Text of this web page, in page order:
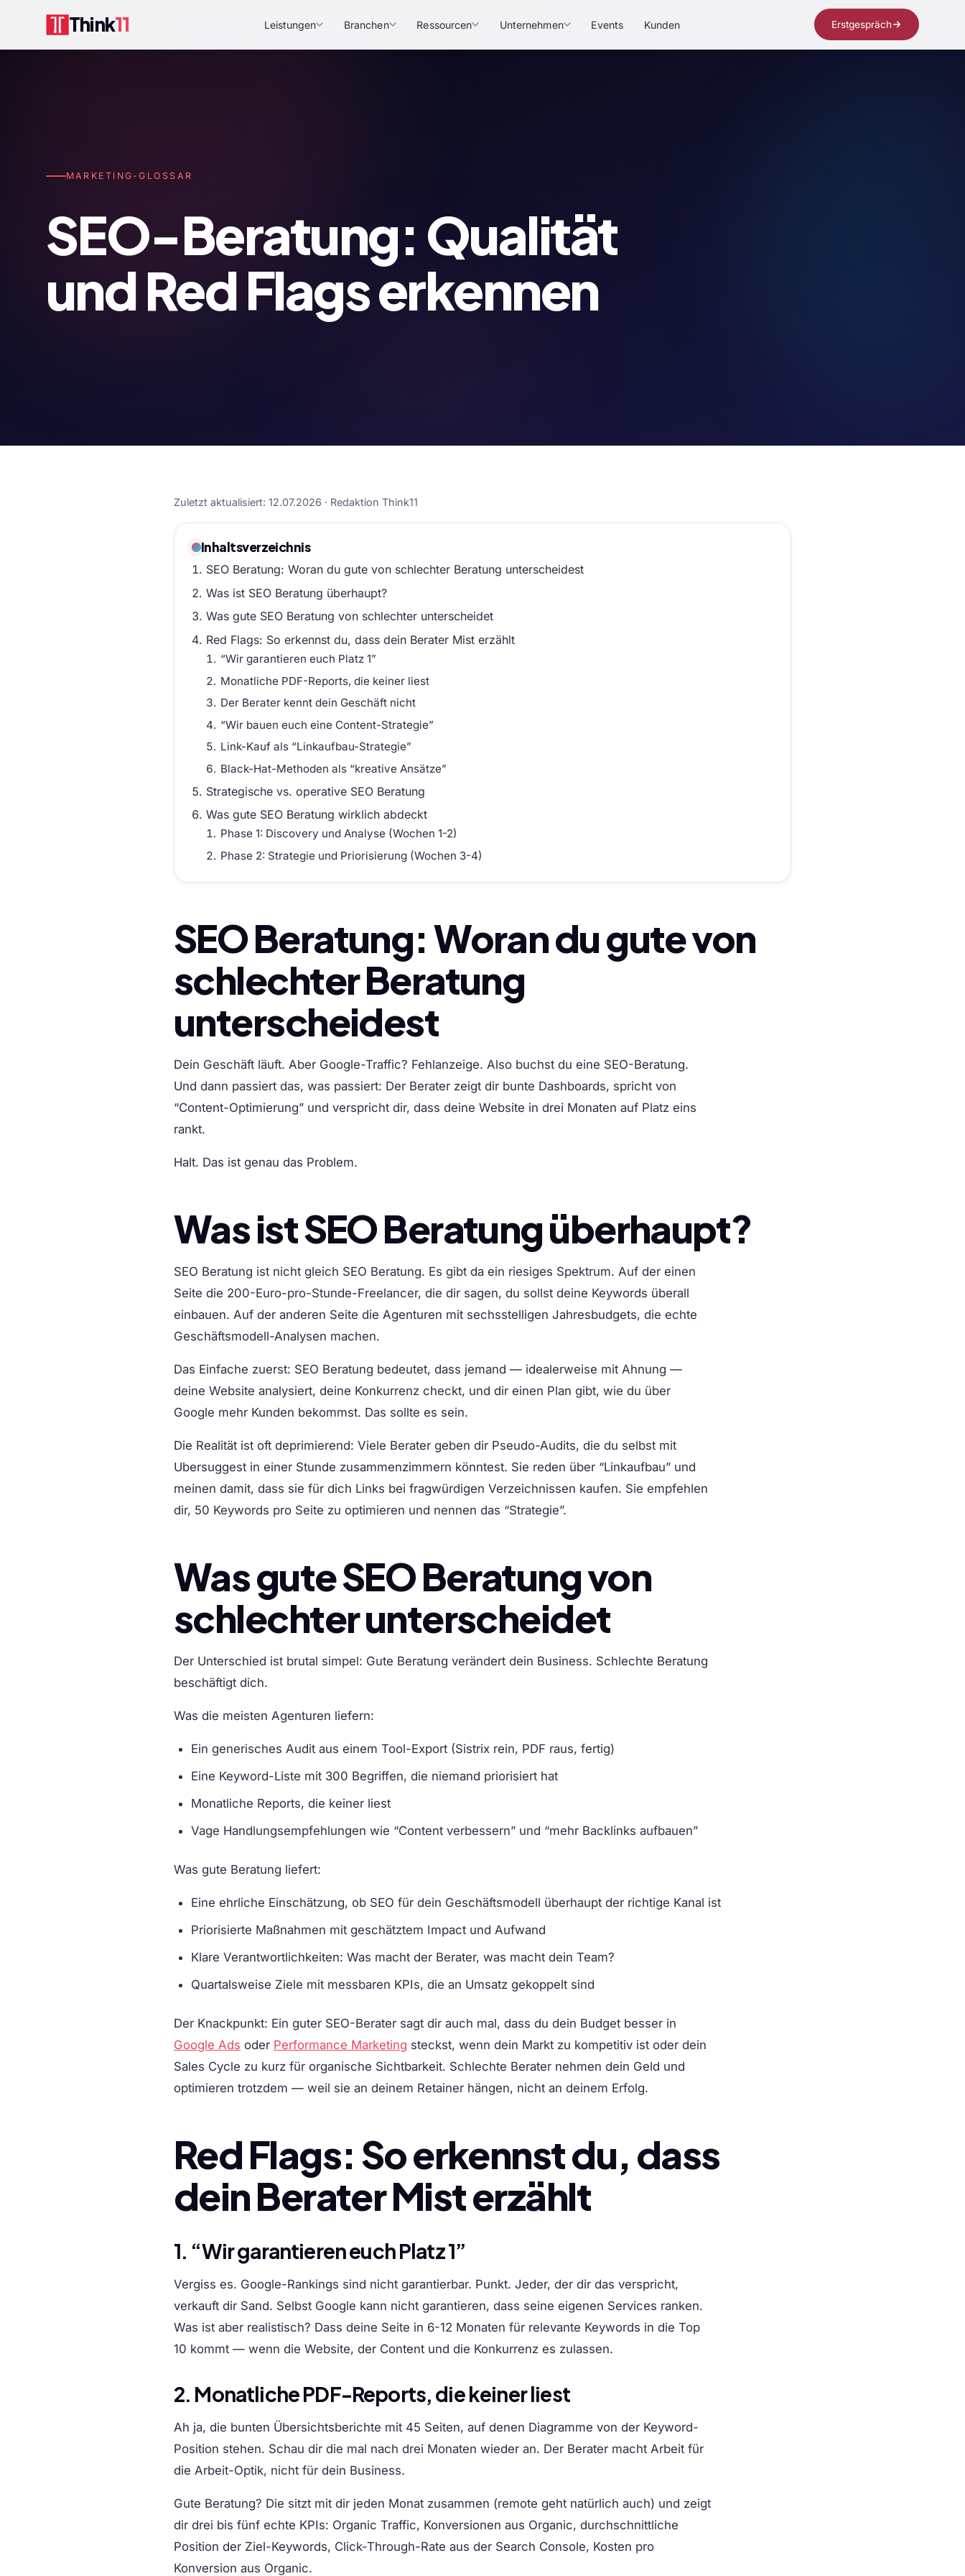
Think11 Leistungen Branchen Ressourcen Unternehmen Events Kunden Erstgespräch
MARKETING-GLOSSAR
SEO-Beratung: Qualität
und Red Flags erkennen
Zuletzt aktualisiert: 12.07.2026 · Redaktion Think11
Inhaltsverzeichnis
SEO Beratung: Woran du gute von schlechter Beratung unterscheidest
Was ist SEO Beratung überhaupt?
Was gute SEO Beratung von schlechter unterscheidet
Red Flags: So erkennst du, dass dein Berater Mist erzählt
“Wir garantieren euch Platz 1”
Monatliche PDF-Reports, die keiner liest
Der Berater kennt dein Geschäft nicht
“Wir bauen euch eine Content-Strategie”
Link-Kauf als “Linkaufbau-Strategie”
Black-Hat-Methoden als “kreative Ansätze”
Strategische vs. operative SEO Beratung
Was gute SEO Beratung wirklich abdeckt
Phase 1: Discovery und Analyse (Wochen 1-2)
Phase 2: Strategie und Priorisierung (Wochen 3-4)
SEO Beratung: Woran du gute von
schlechter Beratung
unterscheidest
Dein Geschäft läuft. Aber Google-Traffic? Fehlanzeige. Also buchst du eine SEO-Beratung.
Und dann passiert das, was passiert: Der Berater zeigt dir bunte Dashboards, spricht von
“Content-Optimierung” und verspricht dir, dass deine Website in drei Monaten auf Platz eins
rankt.
Halt. Das ist genau das Problem.
Was ist SEO Beratung überhaupt?
SEO Beratung ist nicht gleich SEO Beratung. Es gibt da ein riesiges Spektrum. Auf der einen
Seite die 200-Euro-pro-Stunde-Freelancer, die dir sagen, du sollst deine Keywords überall
einbauen. Auf der anderen Seite die Agenturen mit sechsstelligen Jahresbudgets, die echte
Geschäftsmodell-Analysen machen.
Das Einfache zuerst: SEO Beratung bedeutet, dass jemand — idealerweise mit Ahnung —
deine Website analysiert, deine Konkurrenz checkt, und dir einen Plan gibt, wie du über
Google mehr Kunden bekommst. Das sollte es sein.
Die Realität ist oft deprimierend: Viele Berater geben dir Pseudo-Audits, die du selbst mit
Ubersuggest in einer Stunde zusammenzimmern könntest. Sie reden über “Linkaufbau” und
meinen damit, dass sie für dich Links bei fragwürdigen Verzeichnissen kaufen. Sie empfehlen
dir, 50 Keywords pro Seite zu optimieren und nennen das “Strategie”.
Was gute SEO Beratung von
schlechter unterscheidet
Der Unterschied ist brutal simpel: Gute Beratung verändert dein Business. Schlechte Beratung
beschäftigt dich.
Was die meisten Agenturen liefern:
Ein generisches Audit aus einem Tool-Export (Sistrix rein, PDF raus, fertig)
Eine Keyword-Liste mit 300 Begriffen, die niemand priorisiert hat
Monatliche Reports, die keiner liest
Vage Handlungsempfehlungen wie “Content verbessern” und “mehr Backlinks aufbauen”
Was gute Beratung liefert:
Eine ehrliche Einschätzung, ob SEO für dein Geschäftsmodell überhaupt der richtige Kanal ist
Priorisierte Maßnahmen mit geschätztem Impact und Aufwand
Klare Verantwortlichkeiten: Was macht der Berater, was macht dein Team?
Quartalsweise Ziele mit messbaren KPIs, die an Umsatz gekoppelt sind
Der Knackpunkt: Ein guter SEO-Berater sagt dir auch mal, dass du dein Budget besser in
Google Ads oder Performance Marketing steckst, wenn dein Markt zu kompetitiv ist oder dein
Sales Cycle zu kurz für organische Sichtbarkeit. Schlechte Berater nehmen dein Geld und
optimieren trotzdem — weil sie an deinem Retainer hängen, nicht an deinem Erfolg.
Red Flags: So erkennst du, dass
dein Berater Mist erzählt
1. “Wir garantieren euch Platz 1”
Vergiss es. Google-Rankings sind nicht garantierbar. Punkt. Jeder, der dir das verspricht,
verkauft dir Sand. Selbst Google kann nicht garantieren, dass seine eigenen Services ranken.
Was ist aber realistisch? Dass deine Seite in 6-12 Monaten für relevante Keywords in die Top
10 kommt — wenn die Website, der Content und die Konkurrenz es zulassen.
2. Monatliche PDF-Reports, die keiner liest
Ah ja, die bunten Übersichtsberichte mit 45 Seiten, auf denen Diagramme von der Keyword-
Position stehen. Schau dir die mal nach drei Monaten wieder an. Der Berater macht Arbeit für
die Arbeit-Optik, nicht für dein Business.
Gute Beratung? Die sitzt mit dir jeden Monat zusammen (remote geht natürlich auch) und zeigt
dir drei bis fünf echte KPIs: Organic Traffic, Konversionen aus Organic, durchschnittliche
Position der Ziel-Keywords, Click-Through-Rate aus der Search Console, Kosten pro
Konversion aus Organic.